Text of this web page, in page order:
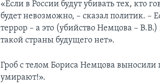
«Если в России будут убивать тех, кто
будет невозможно, – сказал политик. –
террор – а это (убийство Немцова –
такой страны будущего нет».
Гроб с телом Бориса Немцова выносили
умирают!».